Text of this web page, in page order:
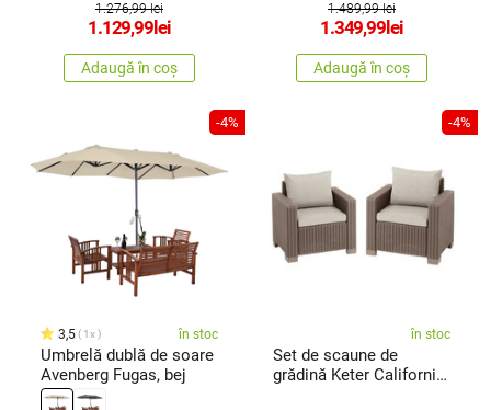
1.276,99 lei
1.129,99 lei
Adaugă în coș
1.489,99 lei
1.349,99 lei
Adaugă în coș
-4%
3,5 1x în stoc
Umbrelă dublă de soare
Avenberg Fugas, bej
-4%
în stoc
Set de scaune de
grădină Keter California